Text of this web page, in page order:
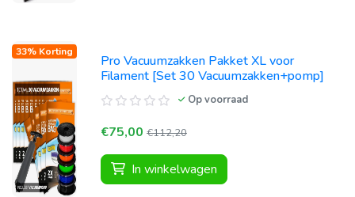
33% Korting
Pro Vacuumzakken Pakket XL voor
Filament [Set 30 Vacuumzakken+pomp]
Op voorraad
€75,00 €112,20
In winkelwagen